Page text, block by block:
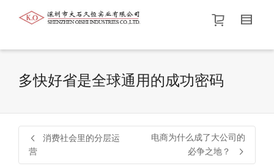
帮我查找新的衬衫尺码
价格介于
多快好省是全球通用的成功密码
消费社会里的分层运
营
电商为什么成了大公司的
必争之地？